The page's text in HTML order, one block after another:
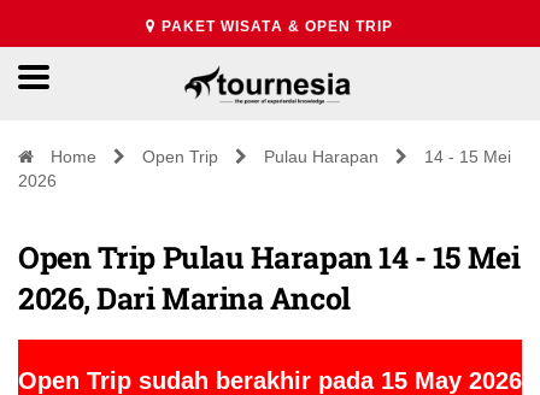
PAKET WISATA & OPEN TRIP
Home Open Trip Pulau Harapan
14 - 15 Mei
2026
Open Trip Pulau Harapan 14 - 15 Mei
2026, Dari Marina Ancol
Open Trip sudah berakhir pada 15 May 2026